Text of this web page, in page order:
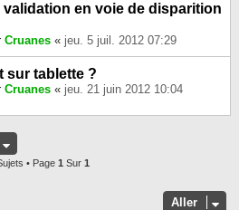
validation en voie de disparition
Cruanes « jeu. 5 juil. 2012 07:29
sur tablette ?
Cruanes « jeu. 21 juin 2012 10:04
• Page 1 Sur 1
Aller